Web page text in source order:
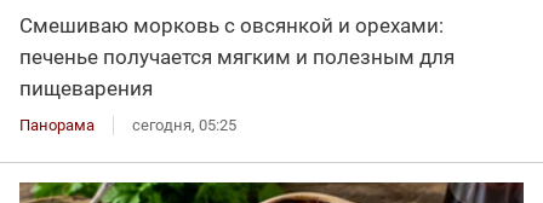
Смешиваю морковь с овсянкой и орехами:
печенье получается мягким и полезным для
пищеварения
Панорама сегодня, 05:25